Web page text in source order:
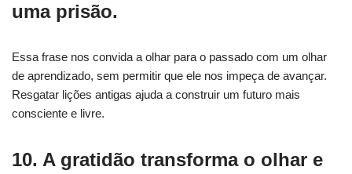
uma prisão.
Essa frase nos convida a olhar para o passado com um olhar
de aprendizado, sem permitir que ele nos impeça de avançar.
Resgatar lições antigas ajuda a construir um futuro mais
consciente e livre.
10. A gratidão transforma o olhar e